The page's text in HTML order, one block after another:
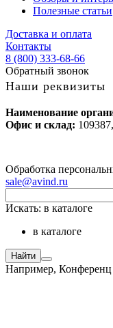
Полезные статьи
Доставка и оплата
Контакты
8 (800) 333-68-66
Обратный звонок
Наши реквизиты
Наименование
Офис и склад:
Обработка
sale@avind.ru
Искать: в каталоге
в каталоге
Найти
Например, Конференц